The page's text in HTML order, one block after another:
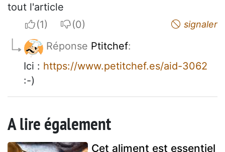
tout l'article
I apreciateI do not appreciate signaler
Réponse Ptitchef:
Ici : https://www.petitchef.es/aid-3062
:-)
A lire également
Cet aliment est essentiel